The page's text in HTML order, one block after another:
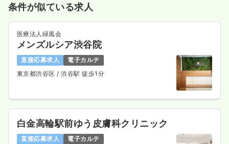
条件が似ている求人
医療法人緑風会
メンズルシア渋谷院
直接応募求人
電子カルテ
東京都渋谷区 / 渋谷駅 徒歩1分
白金高輪駅前ゆう皮膚科クリニック
直接応募求人
電子カルテ